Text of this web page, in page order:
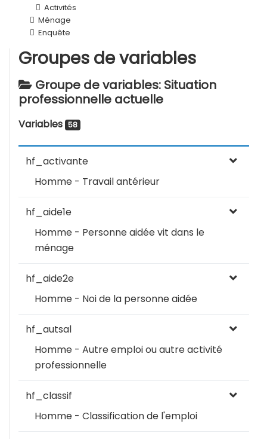
Activités
Ménage
Enquête
Groupes de variables
Groupe de variables: Situation
professionnelle actuelle
Variables 58
hf_activante
Homme - Travail antérieur
hf_aide1e
Homme - Personne aidée vit dans le
ménage
hf_aide2e
Homme - Noi de la personne aidée
hf_autsal
Homme - Autre emploi ou autre activité
professionnelle
hf_classif
Homme - Classification de l'emploi